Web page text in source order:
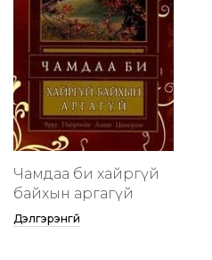
Чамдаа би хайргүй
байхын аргагүй
Дэлгэрэнгүй